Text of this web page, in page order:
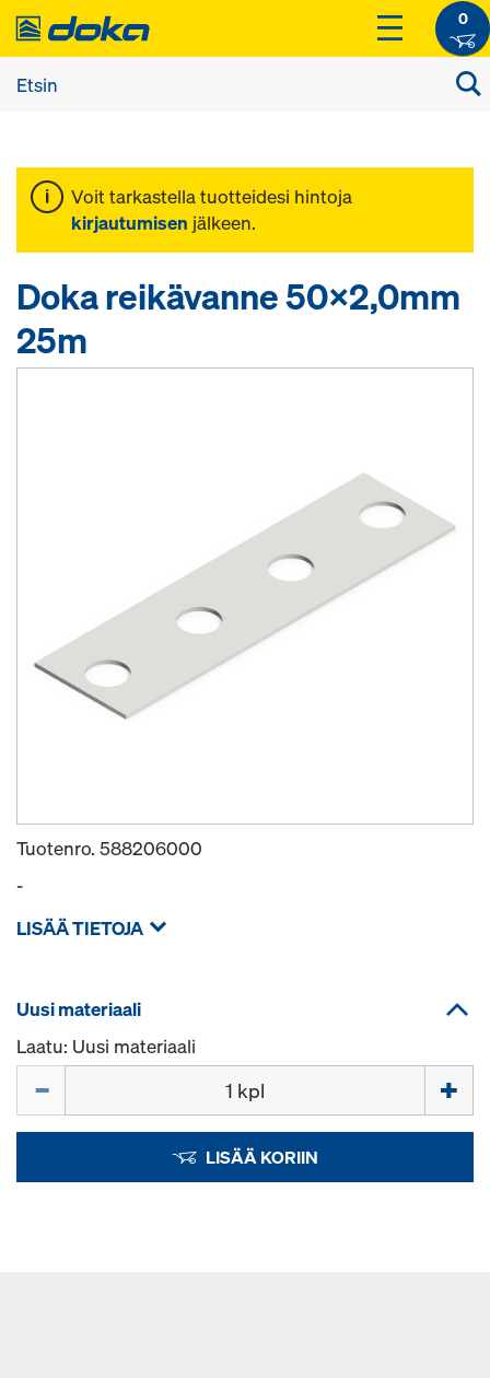
0
Voit tarkastella tuotteidesi hintoja
kirjautumisen jälkeen.
Doka reikävanne 50x2,0mm
25m
Tuotenro. 588206000
-
LISÄÄ TIETOJA
Uusi materiaali
Laatu: Uusi materiaali
LISÄÄ KORIIN